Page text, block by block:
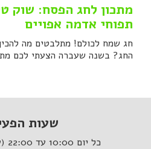
מתכון לחג הפסח: שוק
תפוחי אדמה אפויים
חג שמח לכולם! מתלבטים מה
החג? בשנה שעברה הצעתי לכם
שעות
כל יום 10:00 עד 22:00 (עד ללקוח האחרון)